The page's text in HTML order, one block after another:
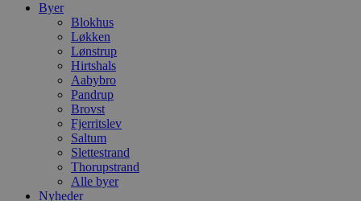
Byer
Blokhus
Løkken
Lønstrup
Hirtshals
Aabybro
Pandrup
Brovst
Fjerritslev
Saltum
Slettestrand
Thorupstrand
Alle byer
Nyheder